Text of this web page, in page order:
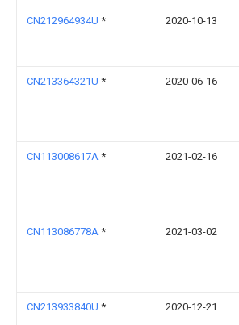
CN212964934U * 2020-10-13
CN213364321U * 2020-06-16
CN113008617A * 2021-02-16
CN113086778A * 2021-03-02
CN213933840U * 2020-12-21